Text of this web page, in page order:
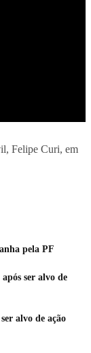
Felipe Curi, em
pela PF
ser alvo de
alvo de ação